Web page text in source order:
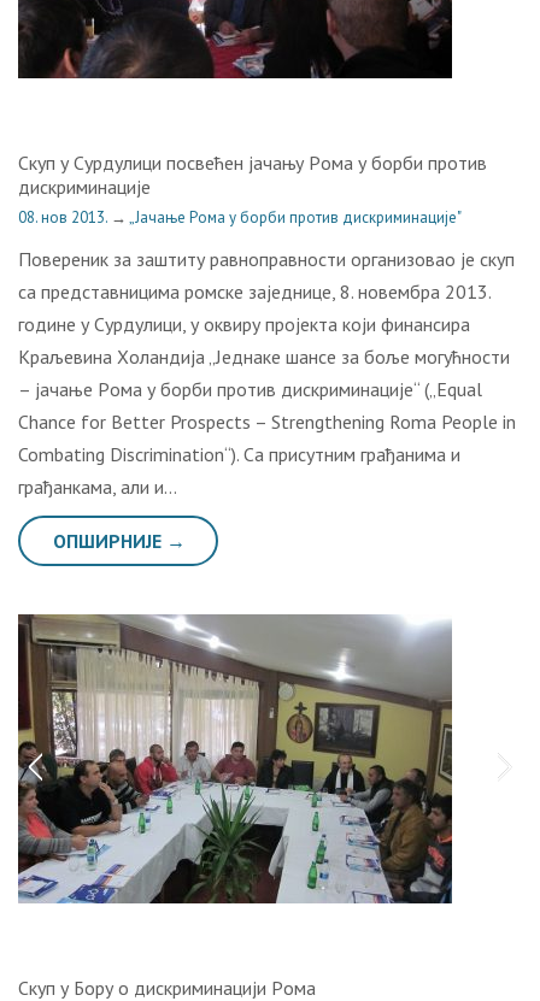
Скуп у Сурдулици посвећен jaчaњу Рoмa у бoрби прoтив
дискриминaциje
08. нов 2013. → „Јачање Рома у борби против дискриминације"
Повереник за заштиту равноправности организовао је скуп
са представницима ромске заједнице, 8. новембра 2013.
године у Сурдулици, у оквиру пројекта који финансира
Крaљeвина Хoлaндиjа „Jeднaкe шaнсe зa бoљe мoгућнoсти
– jaчaњe Рoмa у бoрби прoтив дискриминaциje“ („Equal
Chance for Better Prospects – Strengthening Roma People in
Combating Discrimination“). Са присутним грађанима и
грађанкама, али и…
ОПШИРНИЈЕ →
Скуп у Бору о дискриминацији Рoмa